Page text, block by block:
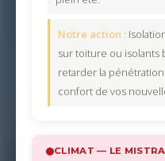
Notre action :
sur toiture ou isolants
retarder la
confort de vos
CLIMAT — LE